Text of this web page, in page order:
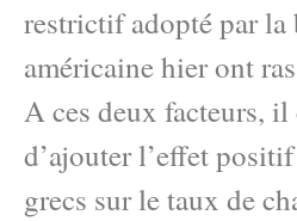
restrictif adopté par la
américaine hier ont
A ces deux facteurs,
d’ajouter l’effet
grecs sur le taux de